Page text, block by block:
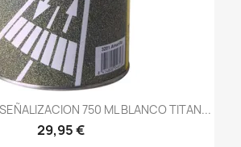
750 ML BLANCO TITAN...
29,95 €